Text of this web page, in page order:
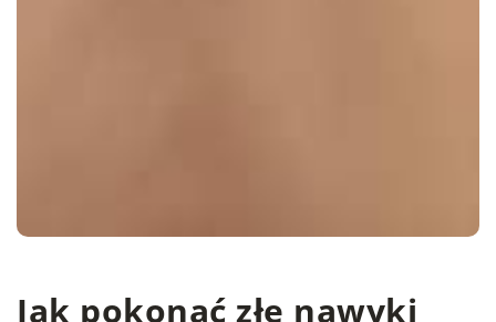
Jak pokonać złe nawyki